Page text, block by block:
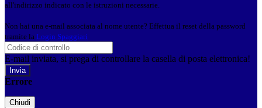
all'indirizzo indicato con le istruzioni necessarie.
Non hai una e-mail associata al nome utente? Effettua il reset della password
tramite la Login Spaggiari
E-mail inviata, si prega di controllare la casella di posta elettronica!
Errore
Chiudi